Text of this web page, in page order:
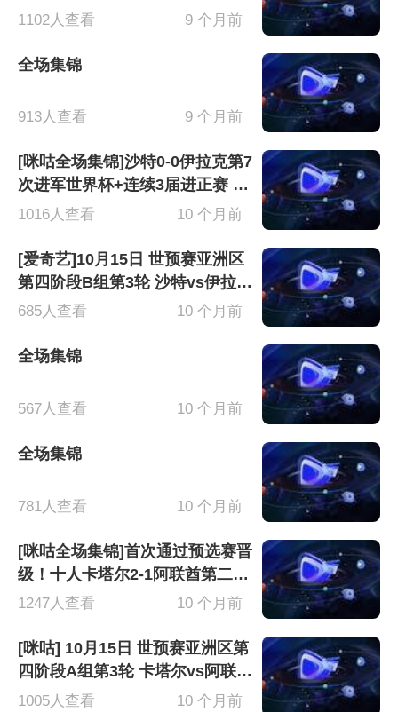
拉克
1102人查看 9 个月前
全场集锦
913人查看 9 个月前
[咪咕全场集锦]沙特0-0伊拉克第7
次进军世界杯+连续3届进正赛 伊
拉克将战阿联酋
1016人查看 10 个月前
[爱奇艺]10月15日 世预赛亚洲区
第四阶段B组第3轮 沙特vs伊拉克
全场录像
685人查看 10 个月前
全场集锦
567人查看 10 个月前
全场集锦
781人查看 10 个月前
[咪咕全场集锦]首次通过预选赛晋
级！十人卡塔尔2-1阿联酋第二次
进军世界杯
1247人查看 10 个月前
[咪咕] 10月15日 世预赛亚洲区第
四阶段A组第3轮 卡塔尔vs阿联酋
全场录像[有比分]
1005人查看 10 个月前